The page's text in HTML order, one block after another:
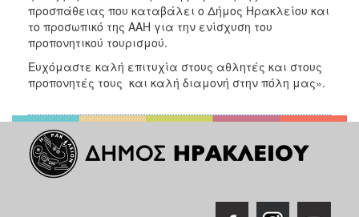
προσπάθειας που καταβάλει ο Δήμος Ηρακλείου και
το προσωπικό της ΑΑΗ για την ενίσχυση του
προπονητικού τουρισμού.
Ευχόμαστε καλή επιτυχία στους αθλητές και στους
προπονητές τους και καλή διαμονή στην πόλη μας».